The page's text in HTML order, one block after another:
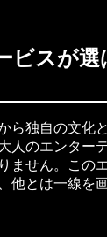
ビスが選
ら独自の文化
人のエンター
ません。この
他とは一線を